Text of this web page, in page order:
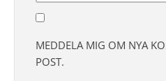
MEDDELA MIG OM NYA
POST.